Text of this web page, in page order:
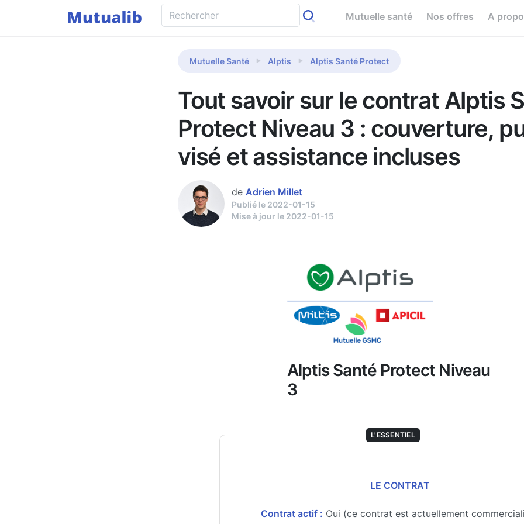
Mutuelle santé Nos offres A
Mutuelle Santé Alptis Alptis Santé Protect
Tout savoir sur le contrat Alptis
Protect Niveau 3 : couverture,
visé et assistance incluses
de Adrien Millet
Publié le 2022-01-15
Mise à jour le 2022-01-15
Alptis Santé Protect Niveau
3
L'ESSENTIEL
LE CONTRAT
Contrat actif : Oui (ce contrat est actuellement